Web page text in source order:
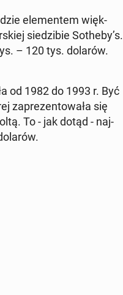
ele­men­tem więk­
sie­dzi­bie Sotheby’s.
– 120 tys. dolarów.
od 1982 do 1993 r. Być
za­pre­zen­to­wa­ła się
To - jak dotąd - naj­